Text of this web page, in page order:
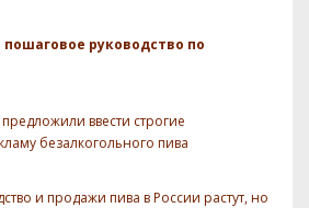
руководство по
ввести строгие
безалкогольного пива
и продажи пива в России растут, но